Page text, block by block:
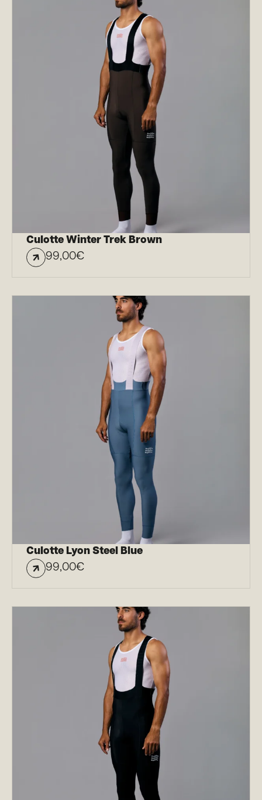
Culotte Winter Trek Brown
99,00€
Culotte Lyon Steel Blue
99,00€